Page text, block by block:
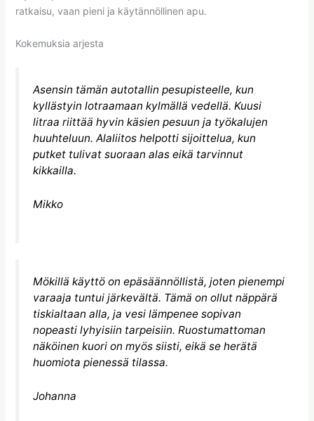
ratkaisu, vaan pieni ja käytännöllinen apu.
Kokemuksia arjesta
Asensin tämän autotallin pesupisteelle, kun
kyllästyin lotraamaan kylmällä vedellä. Kuusi
litraa riittää hyvin käsien pesuun ja työkalujen
huuhteluun. Alaliitos helpotti sijoittelua, kun
putket tulivat suoraan alas eikä tarvinnut
kikkailla.
Mikko
Mökillä käyttö on epäsäännöllistä, joten pienempi
varaaja tuntui järkevältä. Tämä on ollut näppärä
tiskialtaan alla, ja vesi lämpenee sopivan
nopeasti lyhyisiin tarpeisiin. Ruostumattoman
näköinen kuori on myös siisti, eikä se herätä
huomiota pienessä tilassa.
Johanna